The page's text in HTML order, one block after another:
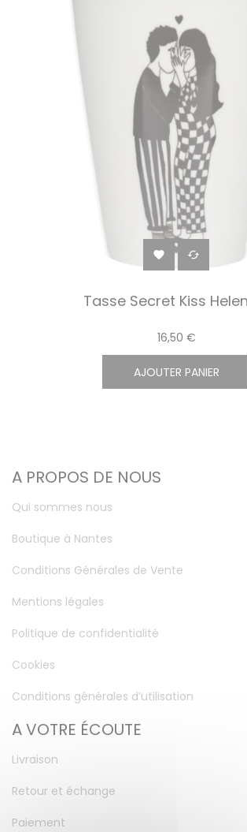
 
Tasse Secret Kiss
16,50 €
AJOUTER PANIER
A PROPOS DE NOUS
Qui sommes nous
Boutique à Nantes
Conditions Générales de Vente
Mentions légales
Politique de confidentialité
Cookies
Conditions générales d’utilisation
A VOTRE ÉCOUTE
Livraison
Retour et échange
Paiement